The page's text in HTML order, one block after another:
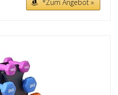
*Zum Angebot »